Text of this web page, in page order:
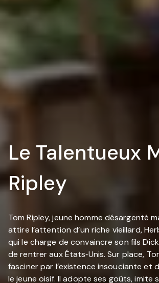
Le Talentueux
Ripley
Tom Ripley, jeune homme désargenté
attire l’attention d’un riche vieillard,
qui le charge de convaincre son fils
de rentrer aux États‐Unis. Sur place,
fasciner par l’existence insouciante et
le jeune oisif. Il adopte ses goûts, imite